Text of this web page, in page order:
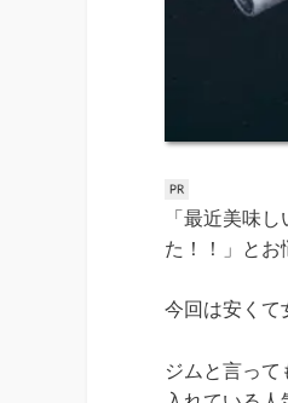
「最近美味
た！！」とお
今回は安くて
ジムと言って